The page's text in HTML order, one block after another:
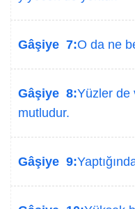
Gâşiye 7:O da ne
Gâşiye 8:Yüzler de
mutludur.
Gâşiye 9: